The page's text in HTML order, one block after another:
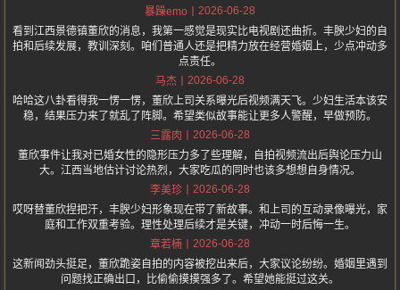
暴躁emo
2026-06-28
看到江西景德镇董欣的消息，我第一感觉是现实比电视剧还曲折。丰腴少妇的自
拍和后续发展，教训深刻。咱们普通人还是把精力放在经营婚姻上，少点冲动多
点责任。
马杰
2026-06-28
哈哈这八卦看得我一愣一愣，董欣上司关系曝光后视频满天飞。少妇生活本该安
稳，结果压力来了就乱了阵脚。希望类似故事能让更多人警醒，早做预防。
三露肉
2026-06-28
董欣事件让我对已婚女性的隐形压力多了些理解，自拍视频流出后舆论压力山
大。江西当地估计讨论热烈，大家吃瓜的同时也该多想想自身情况。
李美珍
2026-06-28
哎呀替董欣捏把汗，丰腴少妇形象现在带了新故事。和上司的互动录像曝光，家
庭和工作双重考验。理性处理后续才是关键，冲动一时后悔一生。
章若楠
2026-06-28
这新闻劲头挺足，董欣跪姿自拍的内容被挖出来后，大家议论纷纷。婚姻里遇到
问题找正确出口，比偷偷摸摸强多了。希望她能挺过这关。